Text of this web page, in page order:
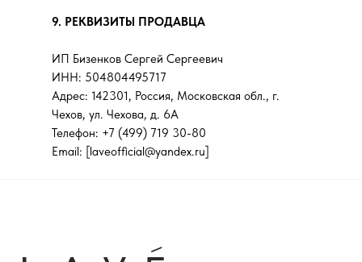
9. РЕКВИЗИТЫ ПРОДАВЦА
ИП Бизенков Сергей Сергеевич
ИНН: 504804495717
Адрес: 142301, Россия, Московская обл., г.
Чехов, ул. Чехова, д. 6А
Телефон: +7 (499) 719 30-80
Email: [laveofficial@yandex.ru]
Наши соцсети:
*Признаны экстремистскими
организациями и запрещены на
территории РФ
ИП Бизенков Сергей Сергеевич
© 2015 Все права защищены
Наши соцсети:
Instagram
ВКонтакте
*Признаны экстремистскими организациями
и запрещены на территории РФ
laveofficial@yandex.ru